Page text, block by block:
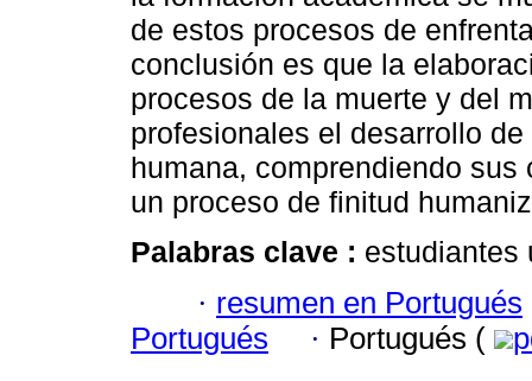
de estos procesos de
conclusión es que la
procesos de la muerte y del
profesionales el desarrollo
humana, comprendiendo
un proceso de finitud
Palabras clave : estudiantes
· resumen en Portugués
Portugués
· Portugués (